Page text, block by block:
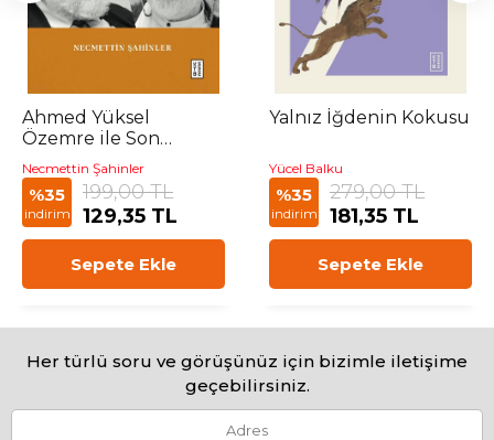
Ahmed Yüksel
Özemre ile Son
Sohbet
Necmettin Şahinler
%35
indirim
199,00 TL
129,35 TL
Sepete Ekle
Yalnız İğdenin Kokusu
Yücel Balku
%35
indirim
279,00 TL
181,35 TL
Sepete Ekle
Her türlü soru ve görüşünüz için bizimle iletişime
geçebilirsiniz.
Adres